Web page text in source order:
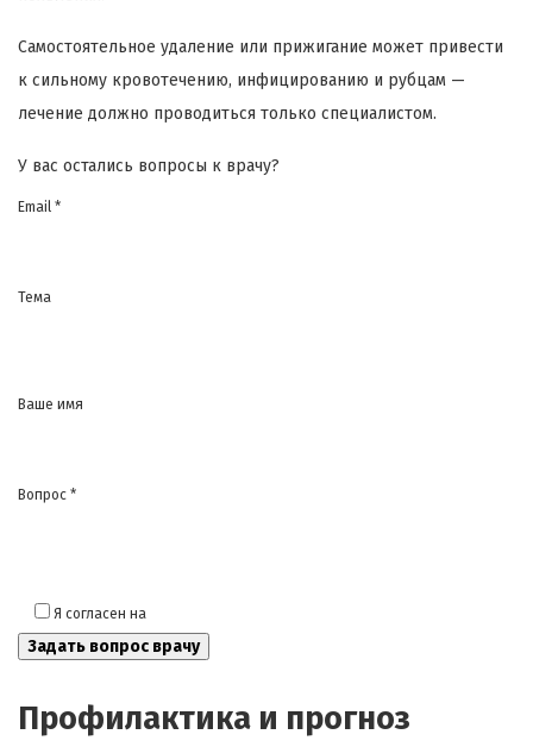
Самостоятельное удаление или прижигание может привести
к сильному кровотечению, инфицированию и рубцам —
лечение должно проводиться только специалистом.
У вас остались вопросы к врачу?
Email *
Тема
Ваше имя
Вопрос *
Я согласен на
Профилактика и прогноз